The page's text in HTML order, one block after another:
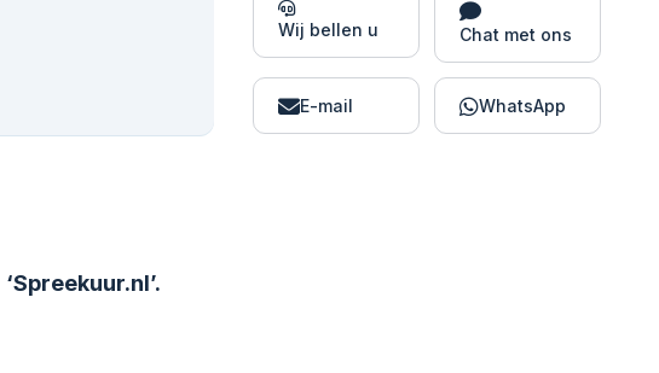
‘Spreekuur.nl’.
Wij bellen u Chat met ons
E-mail WhatsApp